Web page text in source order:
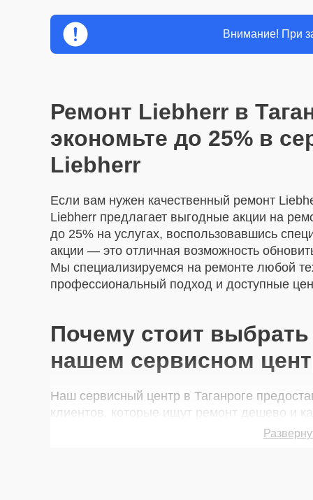
Внимание! При
Ремонт Liebherr в
экономьте до 25% в
Liebherr
Если вам нужен качественный ремонт
Liebherr предлагает выгодные акции на
до 25% на услугах, воспользовавшись
акции — это отличная возможность
Мы специализируемся на ремонте любой
профессиональный подход и доступные
Почему стоит
нашем сервисном
Наш сервисный центр в Таганроге
клиентов, которые ищут ремонт дешево и